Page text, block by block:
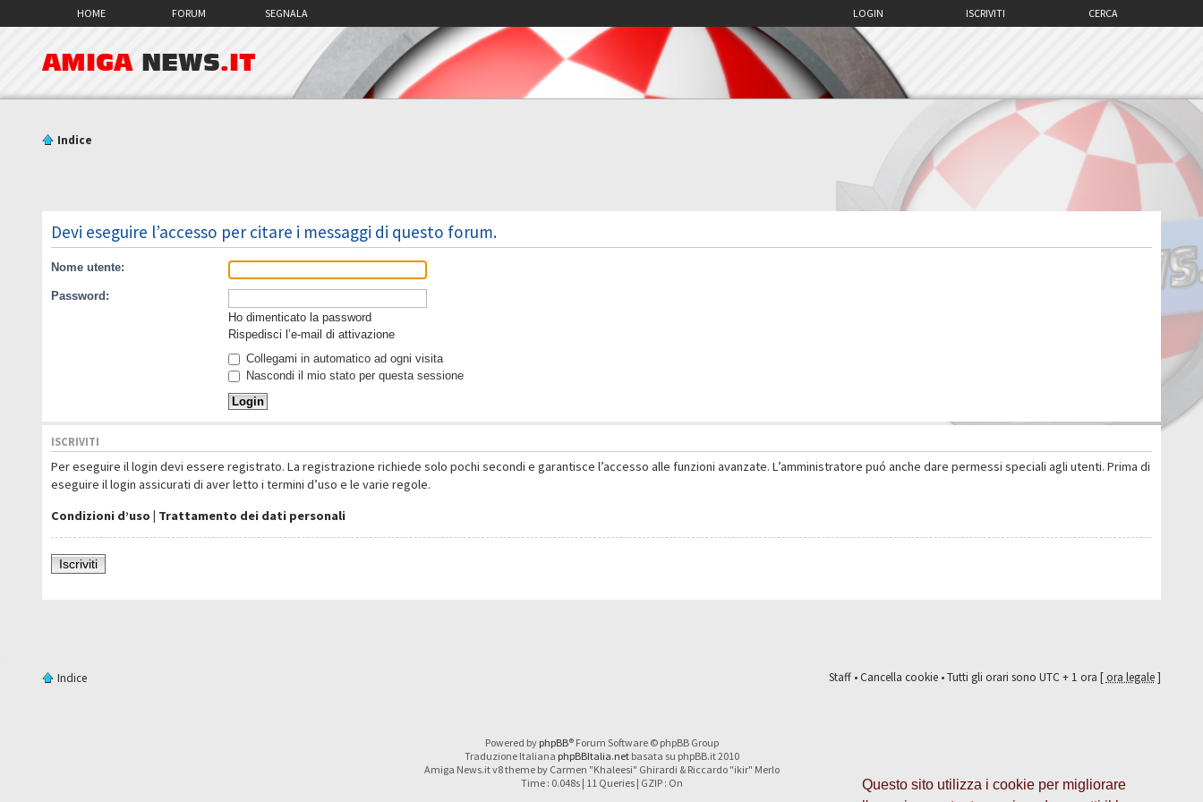
Questo sito utilizza i cookie per migliorare
HOME FORUM SEGNALA CERCA
ISCRIVITI
LOGIN
AMIGA NEWS.IT
Indice
Devi eseguire l’accesso per citare i messaggi di questo forum.
Nome utente:
Password:
Ho dimenticato la password
Rispedisci l’e-mail di attivazione
Collegami in automatico ad ogni visita
Nascondi il mio stato per questa sessione
ISCRIVITI
Per eseguire il login devi essere registrato. La registrazione richiede solo pochi secondi e garantisce l’accesso alle funzioni avanzate. L’amministratore puó anche dare permessi speciali agli utenti. Prima di
eseguire il login assicurati di aver letto i termini d’uso e le varie regole.
Condizioni d’uso | Trattamento dei dati personali
Iscriviti
Indice Staff•Cancella cookie• Tutti gli orari sono UTC + 1 ora [ora legale]
Powered by phpBB® Forum Software © phpBB Group
Traduzione Italiana phpBBItalia.netbasata su phpBB.it 2010
Amiga News.it v8 theme by Carmen "Khaleesi" Ghirardi & Riccardo "ikir" Merlo
Time : 0.048s | 11 Queries | GZIP : On